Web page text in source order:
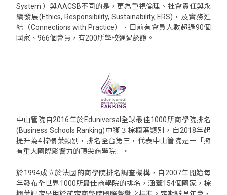
System ）與AACSB不同的是，更為重視倫理、社會責任與永
續發展(Ethics, Responsibility, Sustainability, ERS)，及實務連
結（Connections with Practice）．目前有會員人數超過90個
國家、966個會員，有200所學校通過認證。
中山管院自2016年於Eduniversal全球最佳1000所商學院排名
(Business Schools Ranking)中獲３棕櫚葉類別，自2018年起
提升為4棕櫚葉類別，排名全台第三，代表中山管院是一「擁
有重大國際影響力的頂尖商學院」。
於1994成立於法國的商學院排名調查機構，自2007年開始每
年發布全世界1000所最佳商學院的排名，涵蓋154個國家，棕